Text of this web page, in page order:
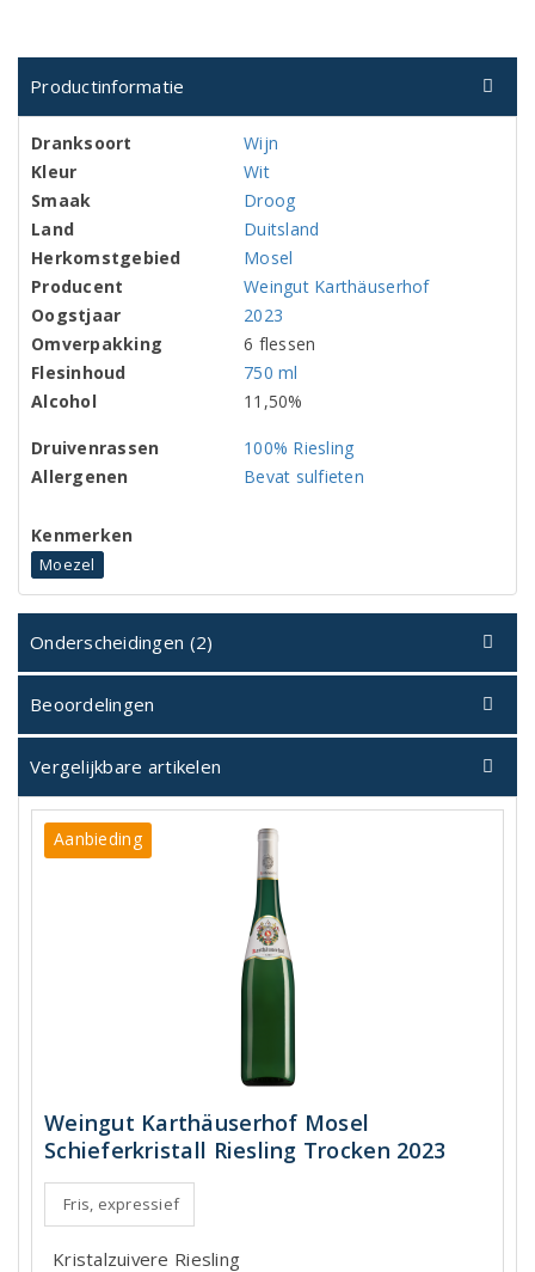
Productinformatie
Dranksoort
Wijn
Kleur
Wit
Smaak
Droog
Land
Duitsland
Herkomstgebied
Mosel
Producent
Weingut Karthäuserhof
Oogstjaar
2023
Omverpakking
6 flessen
Flesinhoud
750 ml
Alcohol
11,50%
Druivenrassen
100% Riesling
Allergenen
Bevat sulfieten
Kenmerken
Moezel
Onderscheidingen (2)
Beoordelingen
Vergelijkbare artikelen
Aanbieding
Weingut Karthäuserhof Mosel
Schieferkristall Riesling Trocken 2023
Fris, expressief
Kristalzuivere Riesling